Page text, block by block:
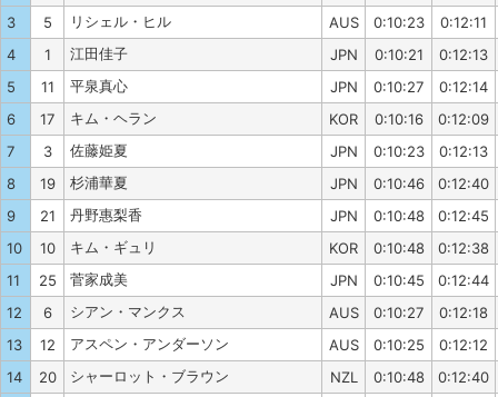
3
5 リシェル・ヒル AUS 0:10:23
0:12:11
4
1 江田佳子 JPN 0:10:21
0:12:13
5
11 平泉真心 JPN 0:10:27
0:12:14
6
17 キム・ヘラン KOR 0:10:16
0:12:09
7
3 佐藤姫夏 JPN 0:10:23
0:12:13
8
19 杉浦華夏 JPN 0:10:46
0:12:40
9
21 丹野惠梨香 JPN 0:10:48
0:12:45
10
10 キム・ギュリ KOR 0:10:48
0:12:38
11
25 菅家成美 JPN 0:10:45
0:12:44
12
6 シアン・マンクス AUS 0:10:27
0:12:18
13
12 アスペン・アンダーソン AUS 0:10:25
0:12:12
14
20 シャーロット・ブラウン NZL 0:10:48
0:12:40